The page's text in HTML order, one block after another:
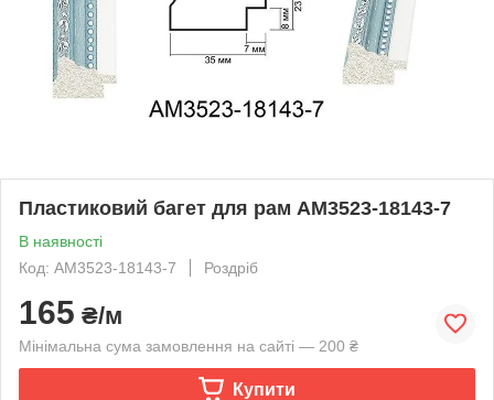
Пластиковий багет для рам AM3523-18143-7
В наявності
Код: AM3523-18143-7
Роздріб
165 ₴/м
Мінімальна сума замовлення на сайті — 200 ₴
Купити